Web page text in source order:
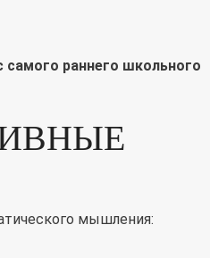
раннего школьного
мышления: